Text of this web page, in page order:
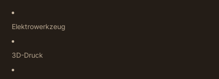
Elektrowerkzeug
3D-Druck